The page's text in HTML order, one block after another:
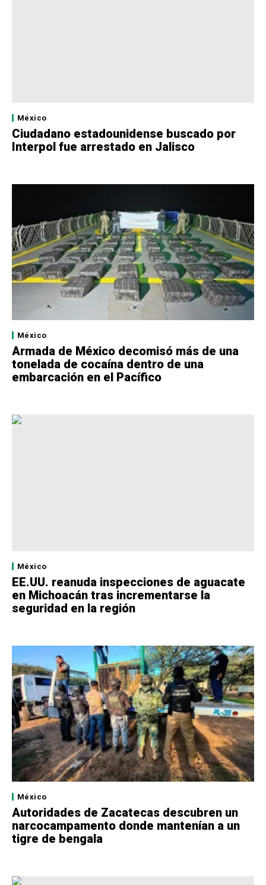
México
Ciudadano estadounidense buscado por
Interpol fue arrestado en Jalisco
México
Armada de México decomisó más de una
tonelada de cocaína dentro de una
embarcación en el Pacífico
México
EE.UU. reanuda inspecciones de aguacate
en Michoacán tras incrementarse la
seguridad en la región
México
Autoridades de Zacatecas descubren un
narcocampamento donde mantenían a un
tigre de bengala